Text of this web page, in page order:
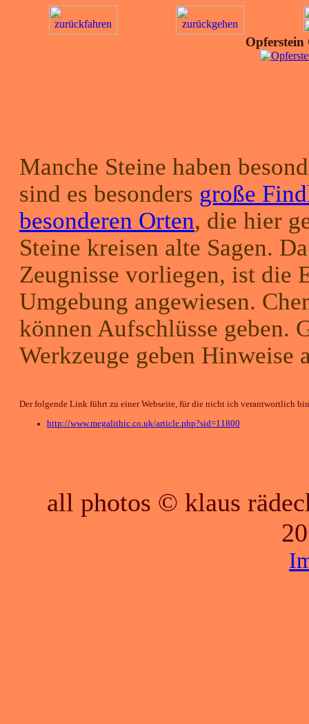
Opferstein
Manche Steine haben
sind es besonders große
besonderen Orten, die hier
Steine kreisen alte Sagen.
Zeugnisse vorliegen, ist die
Umgebung angewiesen.
können Aufschlüsse geben.
Werkzeuge geben Hinweise
Der folgende Link führt zu einer Webseite, für die nicht ich verantwortlich
http://www.megalithic.co.uk/article.php?sid=11800
all photos © klaus